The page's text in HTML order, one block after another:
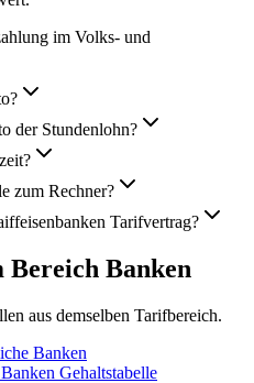
im Volks- und
der Stundenlohn?
zum Rechner?
Tarifvertrag?
Banken
aus demselben Tarifbereich.
Banken
Gehaltstabelle